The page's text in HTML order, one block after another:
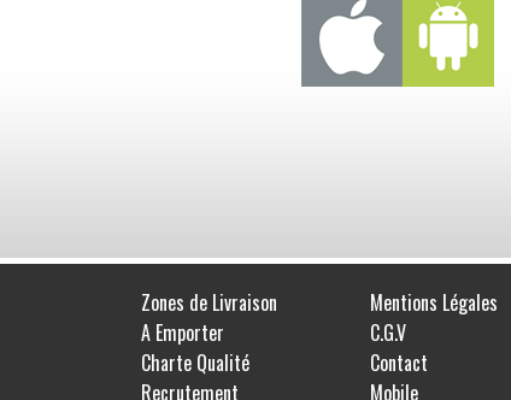
Zones de Livraison
A Emporter
Charte Qualité
Recrutement
Mentions Légales
C.G.V
Contact
Mobile